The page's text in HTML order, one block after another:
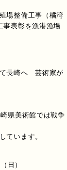
場整備工事（橘湾
事表彰を漁港漁場
て長崎へ 芸術家が
県美術館では戦争
ています。
）